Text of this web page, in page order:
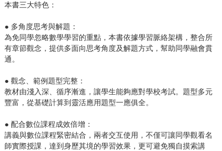
本書三大特色：
● 多角度思考與解題：
為免同學忽略數學學習的重點，本書依據學習脈絡架構，整合所
有章節觀念，提供多面向思考角度及解題方式，幫助同學融會貫
通。
● 觀念、範例題型完整：
教材由淺入深、循序漸進，讓學生能夠應對學校考試。題型多元
豐富，從基礎計算到靈活應用題型一應俱全。
● 配合數位課程成效倍增：
講義與數位課程緊密結合，兩者交互使用，不僅可讓同學觀看名
師實際授課，達到身歷其境的學習效果，更可避免獨自摸索講